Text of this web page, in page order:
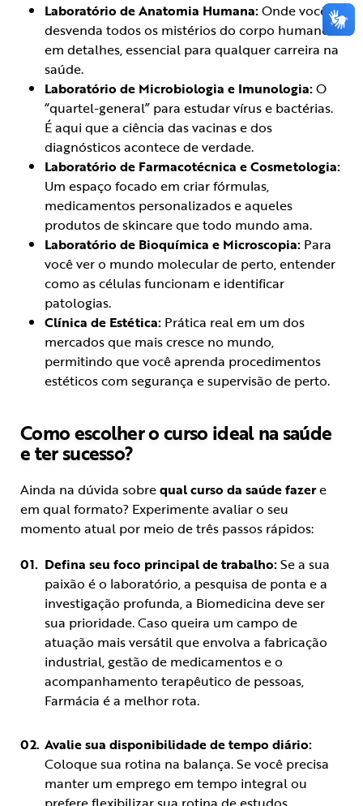
Laboratório de Anatomia Humana:Onde você
desvenda todos os mistérios do corpo humano
em detalhes, essencial para qualquer carreira na
saúde.
Laboratório de Microbiologia e Imunologia:O
“quartel-general” para estudar vírus e bactérias.
É aqui que a ciência das vacinas e dos
diagnósticos acontece de verdade.
Laboratório de Farmacotécnica e Cosmetologia:
Um espaço focado em criar fórmulas,
medicamentos personalizados e aqueles
produtos de skincare que todo mundo ama.
Laboratório de Bioquímica e Microscopia: Para
você ver o mundo molecular de perto, entender
como as células funcionam e identificar
patologias.
Clínica de Estética: Prática real em um dos
mercados que mais cresce no mundo,
permitindo que você aprenda procedimentos
estéticos com segurança e supervisão de perto.
Como escolher o curso ideal na saúde
e ter sucesso?
Ainda na dúvida sobrequal curso da saúde fazere
em qual formato? Experimente avaliar o seu
momento atual por meio de três passos rápidos:
Defina seu foco principal de trabalho:Se a sua
paixão é o laboratório, a pesquisa de ponta e a
investigação profunda, a Biomedicina deve ser
sua prioridade. Caso queira um campo de
atuação mais versátil que envolva a fabricação
industrial, gestão de medicamentos e o
acompanhamento terapêutico de pessoas,
Farmácia é a melhor rota.
Avalie sua disponibilidade de tempo diário:
Coloque sua rotina na balança. Se você precisa
manter um emprego em tempo integral ou